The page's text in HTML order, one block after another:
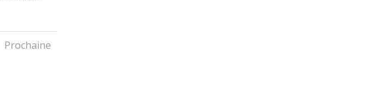
Prochaine